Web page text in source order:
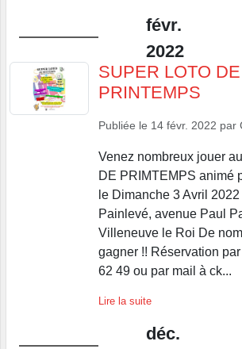
févr.
2022
SUPER LOTO DE
PRINTEMPS
Publiée le 14 févr. 2022 par
Venez nombreux jouer
DE PRIMTEMPS animé
le Dimanche 3 Avril
Painlevé, avenue Paul
Villeneuve le Roi De
gagner !! Réservation
62 49 ou par mail à ck...
Lire la suite
déc.